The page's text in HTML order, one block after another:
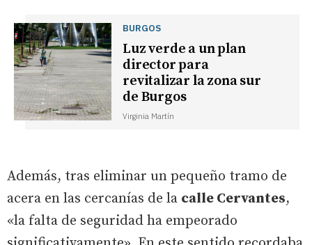
BURGOS
Luz verde a un plan
director para
revitalizar la zona sur
de Burgos
Virginia Martín
Además, tras eliminar un pequeño tramo de
acera en las cercanías de la calle Cervantes,
«la falta de seguridad ha empeorado